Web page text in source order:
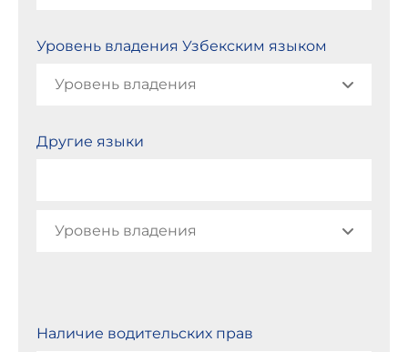
Уровень владения Узбекским языком
Другие языки
Наличие водительских прав